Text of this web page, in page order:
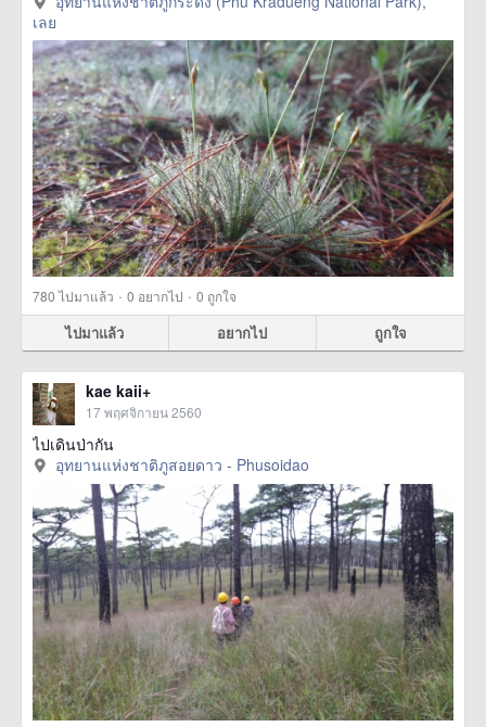
เลย
780ไปมาแล้ว · 0 อยากไป · 0 ถูกใจ
ไปมาแล้ว อยากไป ถูกใจ
kae kaii+
17 พฤศจิกายน 2560
ไปเดินป่ากัน
อุทยานแห่งชาติภูสอยดาว - Phusoidao